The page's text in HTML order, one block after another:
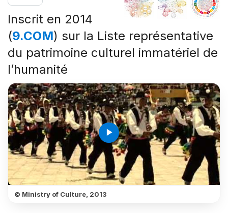
Inscrit en 2014
(9.COM) sur la Liste représentative
du patrimoine culturel immatériel de
l’humanité
play_arrow
© Ministry of Culture, 2013